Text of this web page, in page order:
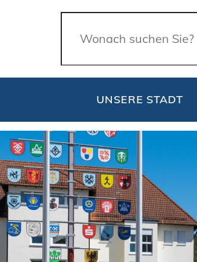
Suche
UNSERE STADT